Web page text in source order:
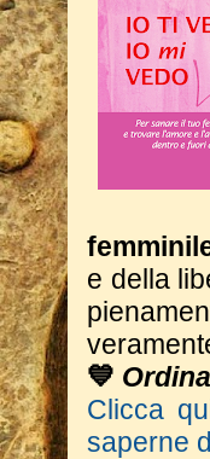
e della
💙
Clicca
saperne